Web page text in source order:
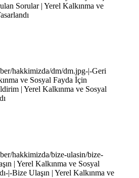
Sorular | Yerel Kalkınma ve
hakkimizda/dm/dm.jpg-|-Geri
ve Sosyal Fayda İçin
| Yerel Kalkınma ve Sosyal
hakkimizda/bize-ulasin/bize-
| Yerel Kalkınma ve Sosyal
|-Bize Ulaşın | Yerel Kalkınma ve